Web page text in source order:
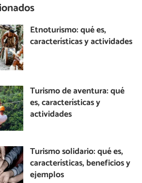
Etnoturismo: qué es,
características y actividades
Turismo de aventura: qué
es, características y
actividades
Turismo solidario: qué es,
características, beneficios y
ejemplos